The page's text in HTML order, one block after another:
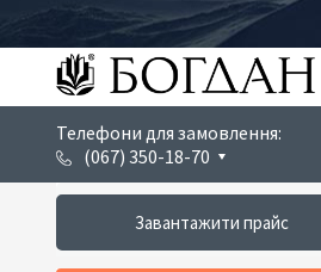
Телефони для замовлення:
(067) 350-18-70
Завантажити прайс